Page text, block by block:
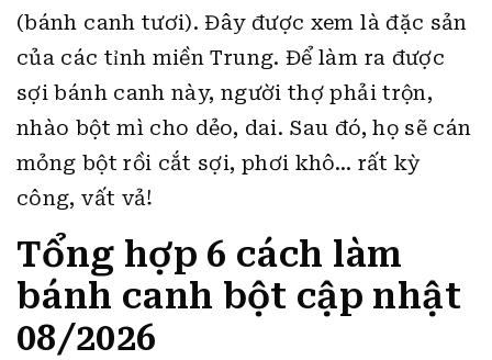
(bánh canh tươi). Đây được xem là đặc sản
của các tỉnh miền Trung. Để làm ra được
sợi bánh canh này, người thợ phải trộn,
nhào bột mì cho dẻo, dai. Sau đó, họ sẽ cán
mỏng bột rồi cắt sợi, phơi khô… rất kỳ
công, vất vả!
Tổng hợp 6 cách làm
bánh canh bột cập nhật
08/2026